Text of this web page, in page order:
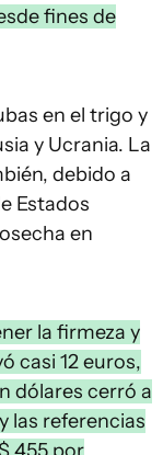
fines de
en el trigo y
y Ucrania. La
debido a
Estados
en
la firmeza y
casi 12 euros,
dólares cerró a
las referencias